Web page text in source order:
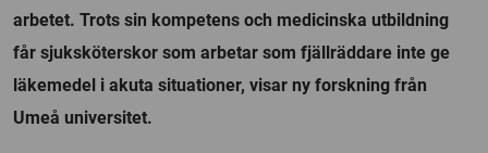
arbetet. Trots sin kompetens och medicinska utbildning
får sjuksköterskor som arbetar som fjällräddare inte ge
läkemedel i akuta situationer, visar ny forskning från
Umeå universitet.